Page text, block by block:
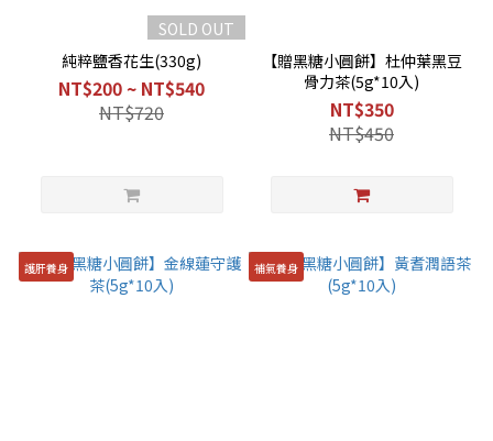
SOLD OUT
純粹鹽香花生(330g)
NT$200 ~ NT$540
NT$720
【贈黑糖小圓餅】杜仲葉黑豆
骨力茶(5g*10入)
NT$350
NT$450
護肝養身 補氣養身